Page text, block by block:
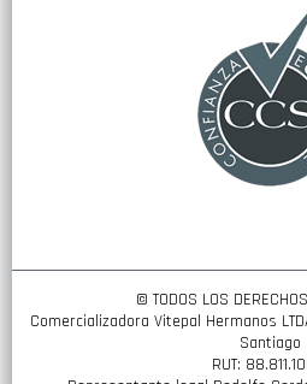
© TODOS LOS
Comercializadora Vitepal Hermanos
Santiago
RUT: